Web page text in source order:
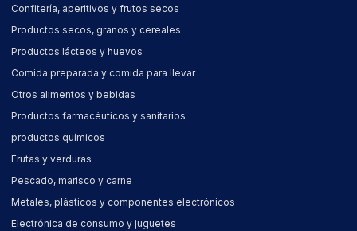
Confitería, aperitivos y frutos secos
Productos secos, granos y cereales
Productos lácteos y huevos
Comida preparada y comida para llevar
Otros alimentos y bebidas
Productos farmacéuticos y sanitarios
productos químicos
Frutas y verduras
Pescado, marisco y carne
Metales, plásticos y componentes electrónicos
Electrónica de consumo y juguetes